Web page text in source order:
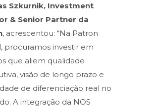
Szkurnik, Investment
& Senior Partner da
, acrescentou: “Na Patron
procuramos investir em
que aliem qualidade
visão de longo prazo e
de diferenciação real no
A integração da NOS